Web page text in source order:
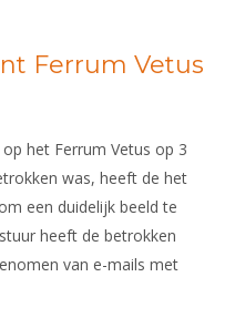
Ferrum Vetus
het Ferrum Vetus op 3
was, heeft de het
een duidelijk beeld te
heeft de betrokken
van e-mails met